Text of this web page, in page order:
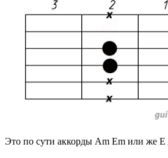
Это по сути аккорды Am Em или же